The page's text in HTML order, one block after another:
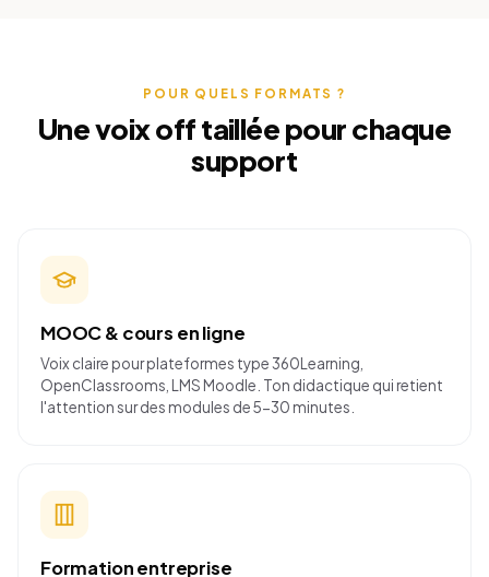
POUR QUELS FORMATS ?
Une voix off taillée pour chaque
support
MOOC & cours en ligne
Voix claire pour plateformes type 360Learning,
OpenClassrooms, LMS Moodle. Ton didactique qui retient
l'attention sur des modules de 5-30 minutes.
Formation entreprise